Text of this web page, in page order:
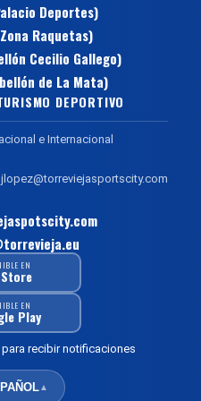
Deportes)
Raquetas)
Cecilio Gallego)
de La Mata)
DEPORTIVO
e Internacional
EN
EN
Play
recibir notificaciones
▲